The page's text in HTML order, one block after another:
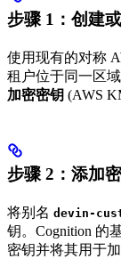
步骤 1：创建
使用现有的对称
租户位于同一区域
加密密钥 (AWS
步骤 2：添加
将别名 devin-
钥。Cognition 的
密钥并将其用于加